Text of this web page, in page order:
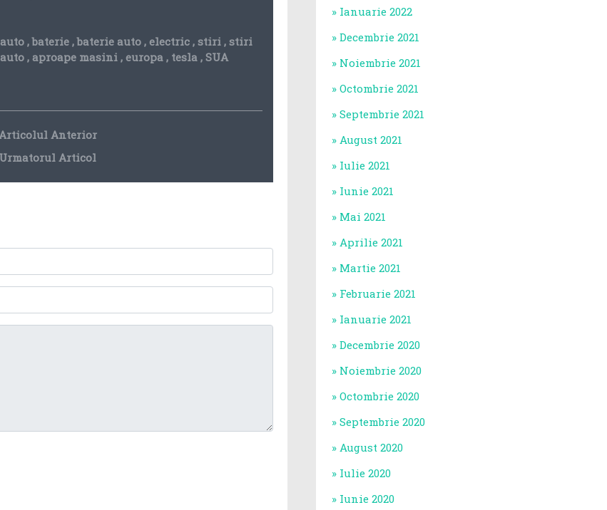
auto,baterie,baterie auto, electric, stiri, stiri
auto, aproape masini, europa, tesla, SUA
Articolul Anterior
Urmatorul Articol
Ianuarie 2022
Decembrie 2021
Noiembrie 2021
Octombrie 2021
Septembrie 2021
August 2021
Iulie 2021
Iunie 2021
Mai 2021
Aprilie 2021
Martie 2021
Februarie 2021
Ianuarie 2021
Decembrie 2020
Noiembrie 2020
Octombrie 2020
Septembrie 2020
August 2020
Iulie 2020
Iunie 2020